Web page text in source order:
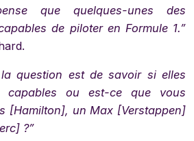
que quelques-unes des
de piloter en Formule 1.”
question est de savoir si elles
capables ou est-ce que vous
[Hamilton], un Max [Verstappen]
?”